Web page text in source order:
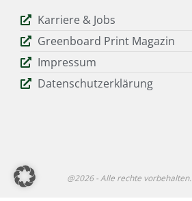
Karriere & Jobs
Greenboard Print Magazin
Impressum
Datenschutzerklärung
@2026 - Alle rechte vorbehalten.